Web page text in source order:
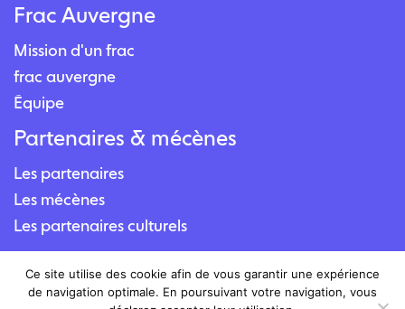
Frac Auvergne
Mission d'un frac
frac auvergne
Équipe
Partenaires & mécènes
Les partenaires
Les mécènes
Les partenaires culturels
Nous contacter
Ce site utilise des cookie afin de vous garantir une expérience
de navigation optimale. En poursuivant votre navigation, vous